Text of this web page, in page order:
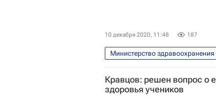
10 декабря 2020, 11:48 187
Министерство
Александр Чучалин
Владимир Чехонин
Кравцов: решен вопрос о
здоровья учеников